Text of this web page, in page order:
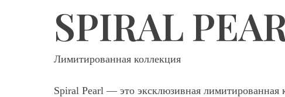
SPIRAL
Лимитированная коллекция
Spiral Pearl — это эксклюзивная лимитированная